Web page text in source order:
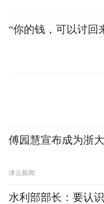
“你的钱，可以讨回
傅园慧宣布成为浙
津云新闻
水利部部长：要认